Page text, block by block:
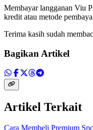
Membayar langganan Viu
kredit atau metode
Terima kasih sudah
Bagikan Artikel
Artikel Terkait
Cara Membeli Premium